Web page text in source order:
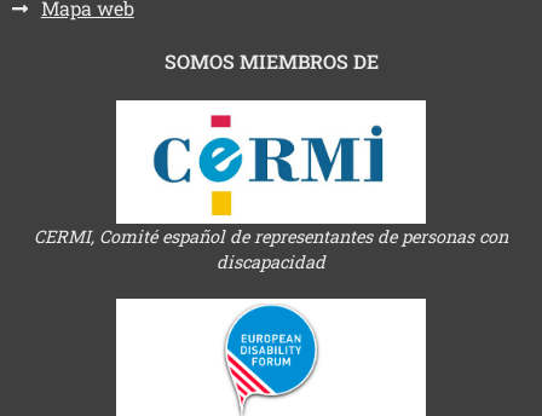
Mapa web
SOMOS MIEMBROS DE
CERMI, Comité español de representantes de personas con
discapacidad